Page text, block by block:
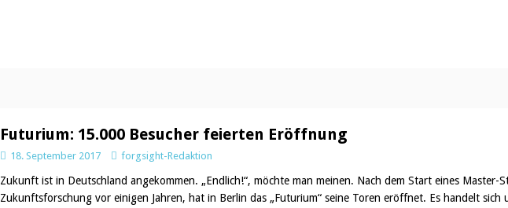
Futurium: 15.000 Besucher feierten Eröffnung
18. September 2017 forgsight-Redaktion
Zukunft ist in Deutschland angekommen. „Endlich!“, möchte man meinen. Nach dem Start eines Master-
Zukunftsforschung vor einigen Jahren, hat in Berlin das „Futurium“ seine Toren eröffnet. Es handelt sich